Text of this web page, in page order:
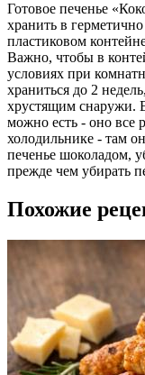
Готовое печенье
хранить в
пластиковом
Важно, чтобы в
условиях при
храниться до 2
хрустящим снаружи.
можно есть - оно все
холодильнике - там
печенье шоколадом,
прежде чем убирать
Похожие